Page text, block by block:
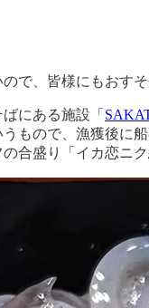
で、皆様にもおす
にある施設「
もので、漁獲後に
合盛り「イカ恋ニ